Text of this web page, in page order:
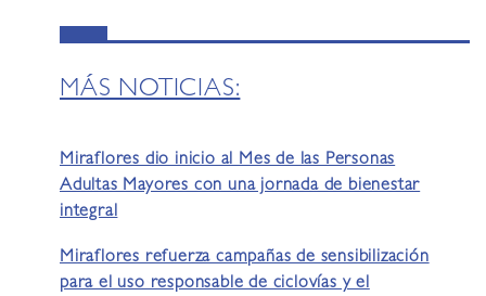
MÁS NOTICIAS:
Miraflores dio inicio al Mes de las Personas
Adultas Mayores con una jornada de bienestar
integral
Miraflores refuerza campañas de sensibilización
para el uso responsable de ciclovías y el